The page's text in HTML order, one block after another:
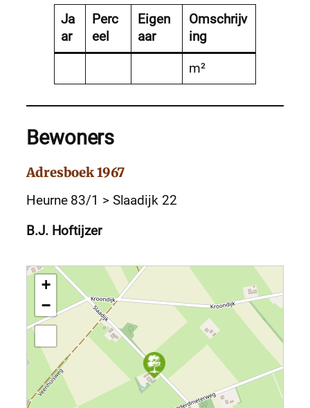
Ja
ar
Perc
eel
Eigen
aar
Omschrijv
ing
m²
Bewoners
Adresboek 1967
Heurne 83/1 > Slaadijk 22
B.J. Hoftijzer
+
−